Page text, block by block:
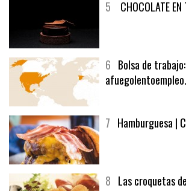
6Bolsa de trabajo: